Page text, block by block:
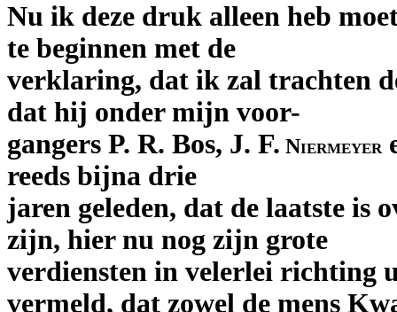
Nu ik deze druk alleen heb
te beginnen met de
verklaring, dat ik zal trachten
dat hij onder mijn voor-
gangers P. R. Bos, J. F. Niermeyer
reeds bijna drie
jaren geleden, dat de laatste is
zijn, hier nu nog zijn grote
verdiensten in velerlei richting
vermeld, dat zowel de mens